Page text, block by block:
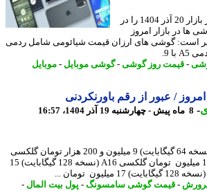
قیمت روز گوشی موبایل در بازار 20 آذر 1404 را در
در بازار امروز
زیر است: گوشی های ارزان قیمت شیائومی شامل ردمی
-قیمت روز گوشی-گوشی موبایل-موبایل
16:57
گوشی مدل گلکسی A06 (نسخه 64 گیگابایت) 9 میلیون و 200 هزار تومان گلکسی
A07 (نسخه 64 گیگابایت) 10 میلیون تومان گلکسی A16 (نسخه 128 گیگابایت) 15
-قیمت گوشی سامسونگ-پول بیت المال-